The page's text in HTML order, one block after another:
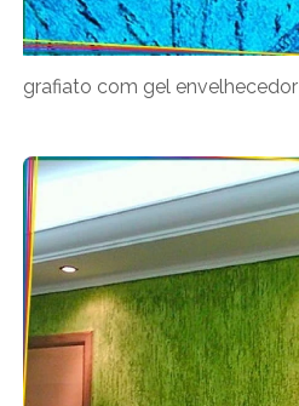
grafiato com gel envelhecedor